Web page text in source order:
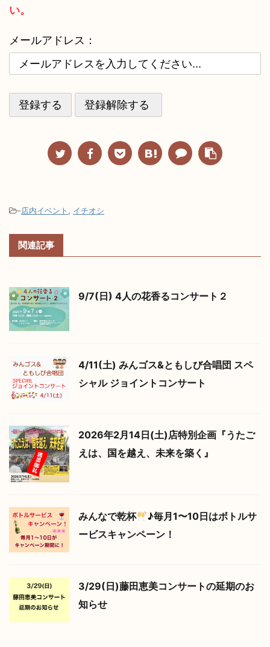
い。
メールアドレス：
-店内イベント , イチオシ
関連記事
9/7(日) 4人の花香るコンサート２
4/11(土) みんゴス&ともしび合唱団 スペ
シャル ジョイントコンサート
2026年2月14日(土)店特別企画『うたご
えは、国を越え、未来を築く』
みんなで乾杯
♪毎月1〜10日はボトルサ
ービスキャンペーン！
3/29(日)藤田恵美コンサートの延期のお
知らせ